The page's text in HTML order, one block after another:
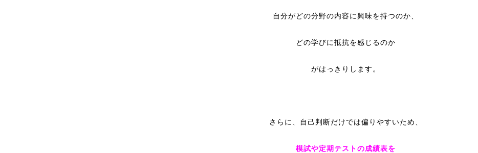
自分がどの分野の内容に興味を持つのか、
どの学びに抵抗を感じるのか
がはっきりします。
さらに、自己判断だけでは偏りやすいため、
模試や定期テストの成績表を